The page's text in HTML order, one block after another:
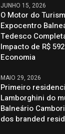
JUNHO 15, 2026
O Motor do
Expocentro
Tedesco
Impacto de R$
Economia
MAIO 29, 2026
Primeiro
Lamborghini do
Balneário
dos branded